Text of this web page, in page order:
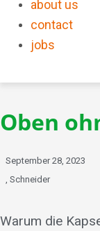
about us
contact
jobs
Oben
September 28, 2023
Schneider
Warum die